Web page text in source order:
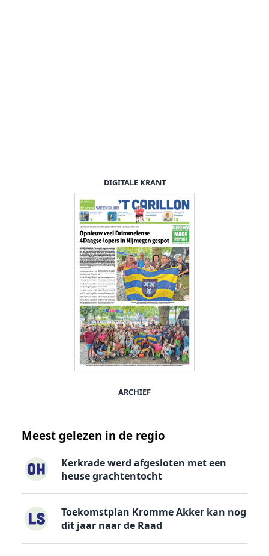
DIGITALE KRANT
ARCHIEF
Meest gelezen in de regio
Kerkrade werd afgesloten met een
heuse grachtentocht
Toekomstplan Kromme Akker kan nog
dit jaar naar de Raad